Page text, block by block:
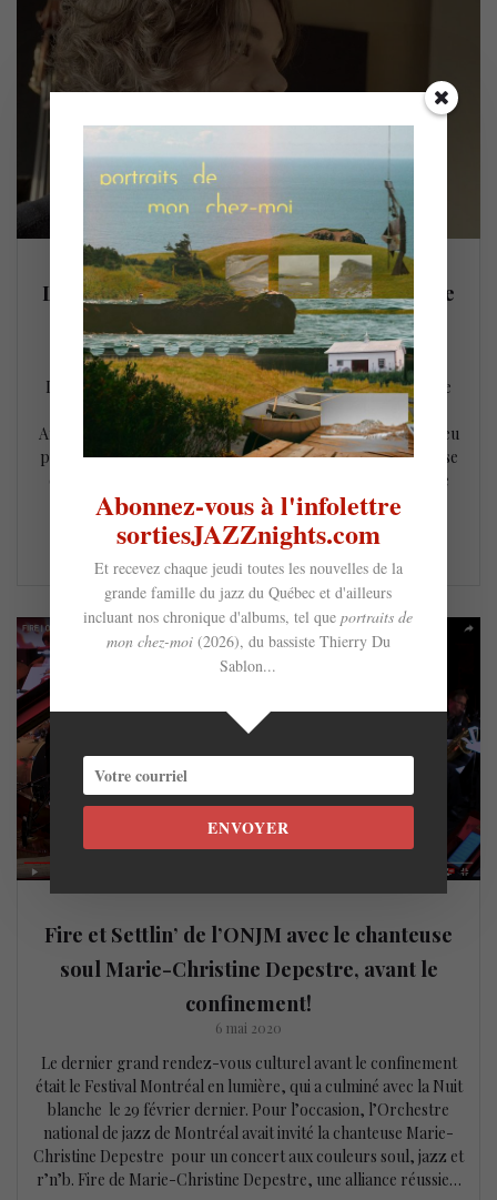
La chanteuse Laura Anglade nous enchante
avec Social Call
14 mai 2020
La chanteuse Laura Anglade et son quintette nous enchante
avec son interprétation de Social Call…savoureux! Laura
Anglade et cette voix suave aux contours raffinés Il y a un peu
plus de 2 ans, nous avions remarqué la voix très prometteuse
de la jeune chanteuse Laura Anglade. À l’évidence, nous ne
nous sommes pas trompés. Une…
LIRE LA SUITE
Fire et Settlin’ de l’ONJM avec le chanteuse
soul Marie-Christine Depestre, avant le
confinement!
6 mai 2020
Le dernier grand rendez-vous culturel avant le confinement
était le Festival Montréal en lumière, qui a culminé avec la Nuit
blanche le 29 février dernier. Pour l’occasion, l’Orchestre
national de jazz de Montréal avait invité la chanteuse Marie-
Christine Depestre pour un concert aux couleurs soul, jazz et
r’n’b. Fire de Marie-Christine Depestre, une alliance réussie…
Abonnez-vous à l'infolettre
sortiesJAZZnights.com
Et recevez chaque jeudi toutes les nouvelles de la
grande famille du jazz du Québec et d'ailleurs
incluant nos chronique d'albums, tel queportraits de
mon chez-moi (2026), du bassiste Thierry Du
Sablon...
ENVOYER